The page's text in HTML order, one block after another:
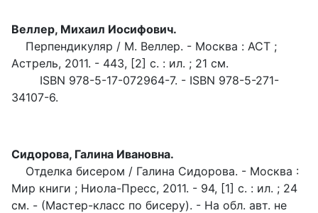
Веллер, Михаил Иосифович.
Перпендикуляр / М. Веллер. - Москва : ACT ;
Астрель, 2011. - 443, [2] с. : ил. ; 21 см.
ISBN 978-5-17-072964-7. - ISBN 978-5-271-
34107-6.
Сидорова, Галина Ивановна.
Отделка бисером / Галина Сидорова. - Москва :
Мир книги ; Ниола-Пресс, 2011. - 94, [1] с. : ил. ; 24
см. - (Мастер-класс по бисеру). - На обл. авт. не